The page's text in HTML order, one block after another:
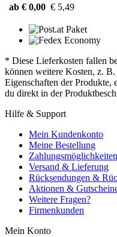
ab € 0,00 € 5,49
* Diese Lieferkosten fallen
können weitere Kosten, z.
Eigenschaften der Produkte,
du direkt in der
Hilfe & Support
Mein Kundenkonto
Meine Bestellung
Zahlungsmöglichkeiten
Versand & Lieferung
Rücksendungen &
Aktionen &
Weitere Fragen?
Firmenkunden
Mein Konto